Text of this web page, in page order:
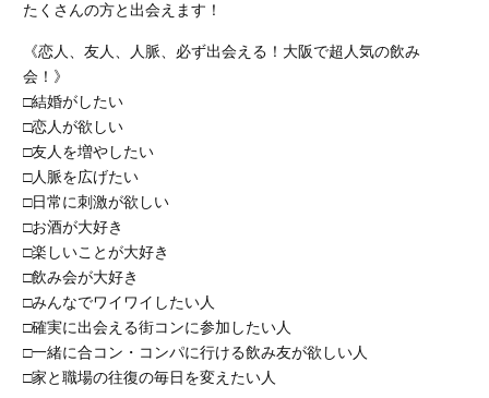
たくさんの方と出会えます！
《恋人、友人、人脈、必ず出会える！大阪で超人気の飲み
会！》
□結婚がしたい
□恋人が欲しい
□友人を増やしたい
□人脈を広げたい
□日常に刺激が欲しい
□お酒が大好き
□楽しいことが大好き
□飲み会が大好き
□みんなでワイワイしたい人
□確実に出会える街コンに参加したい人
□一緒に合コン・コンパに行ける飲み友が欲しい人
□家と職場の往復の毎日を変えたい人